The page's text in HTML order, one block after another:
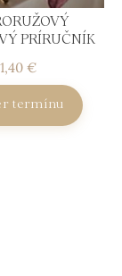
PRÍRUČNÍK
1,40 €
termínu